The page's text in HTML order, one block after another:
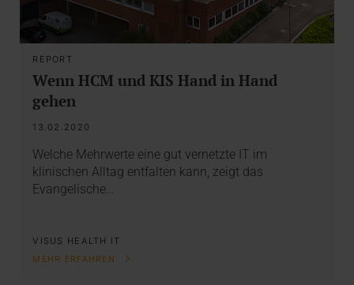
REPORT
Wenn HCM und KIS Hand in Hand
gehen
13.02.2020
Welche Mehrwerte eine gut vernetzte IT im
klinischen Alltag entfalten kann, zeigt das
Evangelische…
VISUS HEALTH IT
MEHR ERFAHREN